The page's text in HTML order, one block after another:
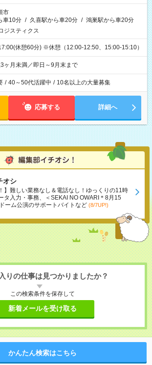
市
車10分 / 久喜駅から車20分 / 鴻巣駅から車20分
ジスティクス
休憩60分) ※休憩（12:00-12:50、15:00-15:10）
ヶ月未満／即日～9月末まで
/ 40～50代活躍中 / 10名以上の大量募集
応募する 詳細へ
オシ
】難しい業務なし＆電話なし！ゆっくりの11時
タ入力・事務、＜SEKAI NO OWARI＊8月15
ーム公演のサポートバイトなど (8/7UP!)
りの仕事は見つかりましたか？
この検索条件を保存して
新着メールを受け取る
かんたん検索はこちら